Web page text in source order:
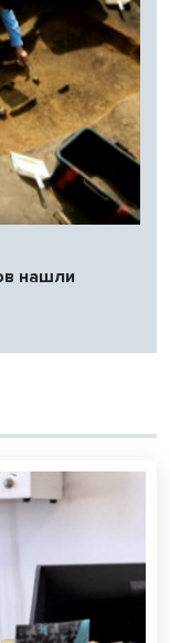
нашли